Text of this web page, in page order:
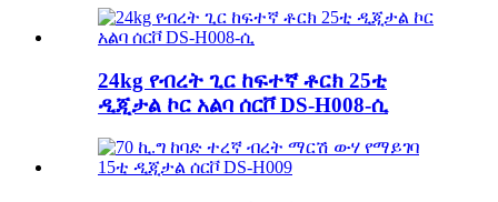
24kg የብረት ጊር ከፍተኛ ቶርክ 25ቲ
ዲጂታል ኮር አልባ ሰርቮ DS-H008-ሲ